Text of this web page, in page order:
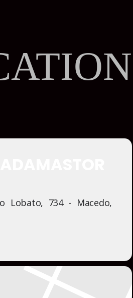
Lobato, 734 - Macedo,